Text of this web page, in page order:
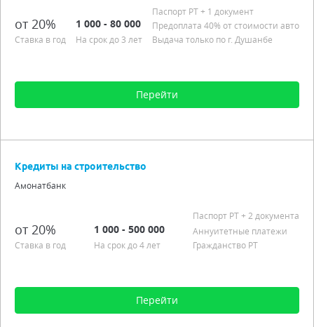
от 20%
Ставка в год
1 000 - 80 000
На срок до 3 лет
Паспорт РT + 1 документ
Предоплата 40% от стоимости авто
Выдача только по г. Душанбе
Перейти
Процентная ставка от 20,00%
Предоплата 40% от стоимости авто
Подробно
Кредиты на строительство
Амонатбанк
от 20%
Ставка в год
1 000 - 500 000
На срок до 4 лет
Паспорт РT+ 2 документа
Аннуитетные платежи
Гражданство РТ
Перейти